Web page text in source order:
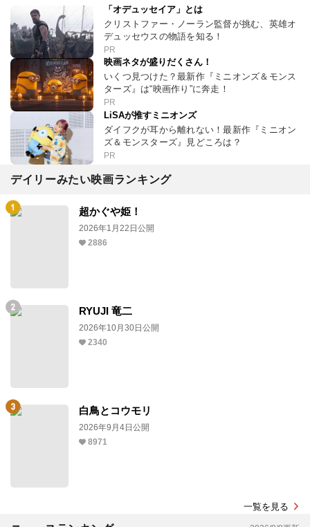
「オデュッセイア」とは
クリストファー・ノーラン監督が挑む、英雄オ
デュッセウスの物語を知る！
PR
映画ネタが盛りだくさん！
いくつ見つけた？最新作『ミニオンズ＆モンス
ターズ』は“映画作り”に奔走！
PR
LiSAが推すミニオンズ
ダイフクが耳から離れない！最新作『ミニオン
ズ＆モンスターズ』見どころは？
PR
デイリーみたい映画ランキング
超かぐや姫！
2026年1月22日公開
2886
RYUJI 竜二
2026年10月30日公開
2340
白鳥とコウモリ
2026年9月4日公開
8971
一覧を見る